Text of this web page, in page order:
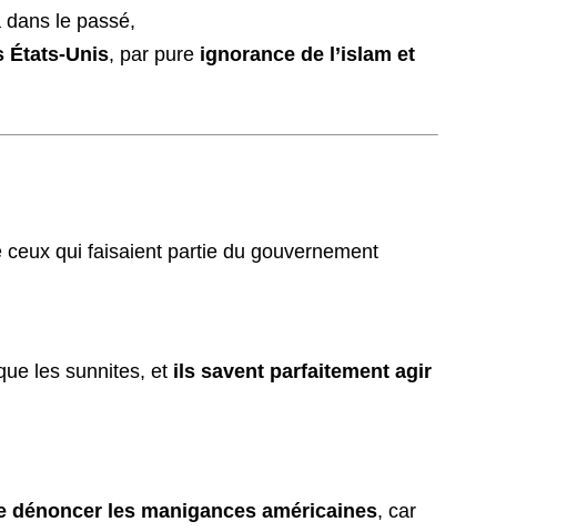
dans le passé,
États-Unis, par pure ignorance de l’islam et
ceux qui faisaient partie du gouvernement
les sunnites, et ils savent parfaitement agir
dénoncer les manigances américaines, car